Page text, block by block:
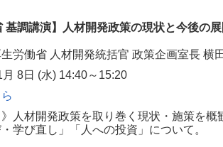
調講演】人材開発政策の現状と今後の展
労働省 人材開発統括官 政策企画室長 横
8日 (水) 14:40～15:20
》人材開発政策を取り巻く現状・施策を
学び直し」「人への投資」について。